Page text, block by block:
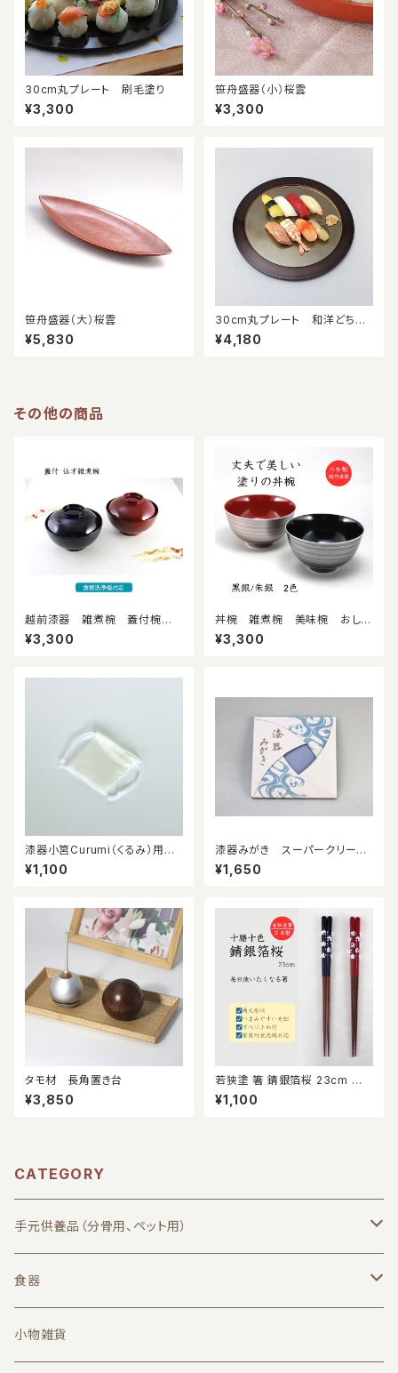
30cm丸プレート 刷毛塗り
¥3,300
笹舟盛器（小）桜雲
¥3,300
笹舟盛器（大）桜雲
¥5,830
30cm丸プレート 和洋どちら
の料理にも映える！
¥4,180
その他の商品
越前漆器 雑煮椀 蓋付椀
食洗機対応 お正月 樹脂
製
¥3,300
丼椀 雑煮椀 美味椀 おしゃ
れな器 食洗機対応 越前漆
器 日本製
¥3,300
漆器小筥Curumi（くるみ）用
正絹袋
¥1,100
漆器みがき スーパークリーナ
ークロス 漆器ふきん
¥1,650
タモ材 長角置き台
¥3,850
若狭塗 箸 錆銀箔桜 23cm 食
洗機対応 すべり止め 名入れ不
可 お土産
¥1,100
CATEGORY
手元供養品（分骨用、ペット用）
漆器小筥Curumi（欅）
Curumi関連商品
食器
汁椀、丼椀
小物雑貨